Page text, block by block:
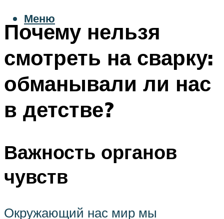
Меню
Почему нельзя
смотреть на сварку:
обманывали ли нас
в детстве?
Важность органов
чувств
Окружающий нас мир мы